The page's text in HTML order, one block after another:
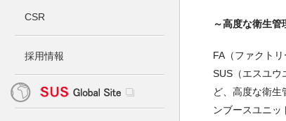
CSR
採用情報
～高度な衛生
FA（ファクト
SUS（エスユウ
ど、高度な衛
ンブースユニ